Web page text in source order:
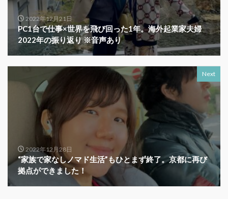
2022年12月21日
PC1台で仕事×世界を飛び回った1年。海外起業家夫婦
2022年の振り返り ※音声あり
Next
2022年12月28日
“家族で家なしノマド生活”もひとまず終了。京都に再び
拠点ができました！